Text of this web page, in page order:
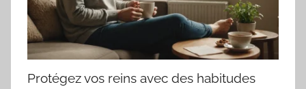
Protégez vos reins avec des habitudes